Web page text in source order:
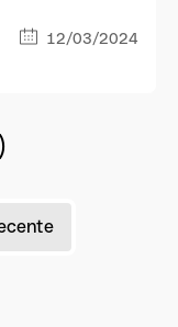
12/03/2024